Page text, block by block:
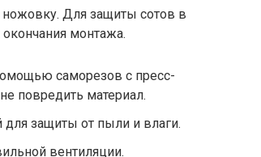
ножовку. Для защиты сотов в
монтажа.
саморезов с пресс-
повредить материал.
для защиты от пыли и влаги.
вентиляции.